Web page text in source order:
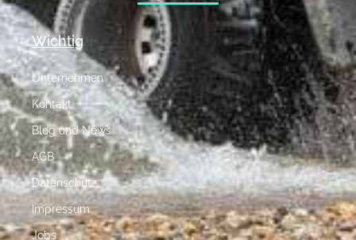
Wichtig
Unternehmen
Kontakt
Blog und News
AGB
Datenschutz
Impressum
Jobs